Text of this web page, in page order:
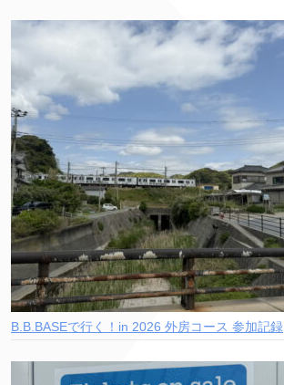
B.B.BASEで行く！in 2026 外房コース 参加記録